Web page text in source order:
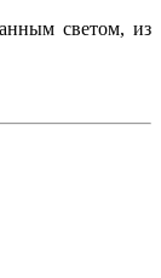
светом, из